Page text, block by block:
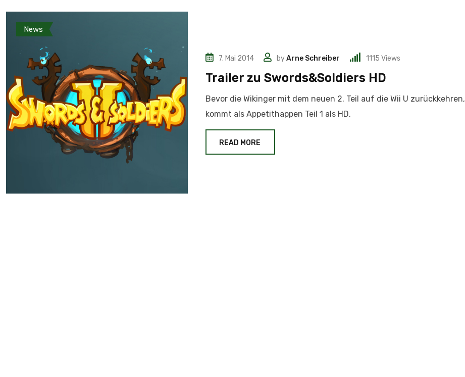
News
7. Mai 2014 byArne Schreiber 1115 Views
Trailer zu Swords&Soldiers HD
Bevor die Wikinger mit dem neuen 2. Teil auf die Wii U zurückkehren,
kommt als Appetithappen Teil 1 als HD.
READ MORE